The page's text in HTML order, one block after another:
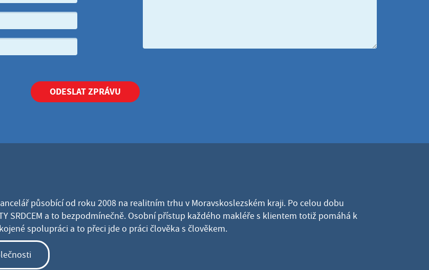
ODESLAT ZPRÁVU
působící od roku 2008 na realitním trhu v Moravskoslezském kraji. Po celou dobu
SRDCEM a to bezpodmínečně. Osobní přístup každého makléře s klientem totiž pomáhá k
spolupráci a to přeci jde o práci člověka s člověkem.